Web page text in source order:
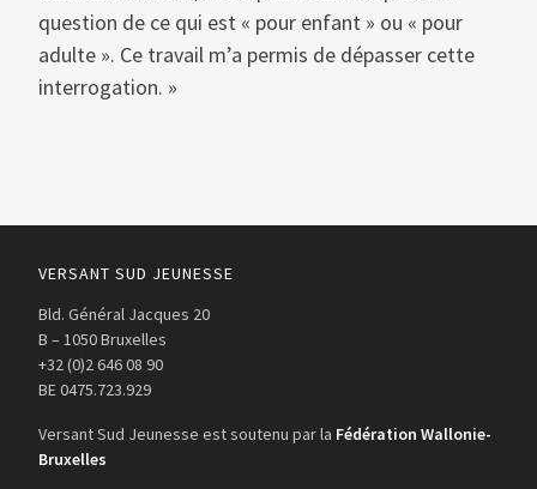
question de ce qui est « pour enfant » ou « pour
adulte ». Ce travail m’a permis de dépasser cette
interrogation. »
VERSANT SUD JEUNESSE
Bld. Général Jacques 20
B – 1050 Bruxelles
+32 (0)2 646 08 90
BE 0475.723.929
Versant Sud Jeunesse est soutenu par la Fédération Wallonie-
Bruxelles